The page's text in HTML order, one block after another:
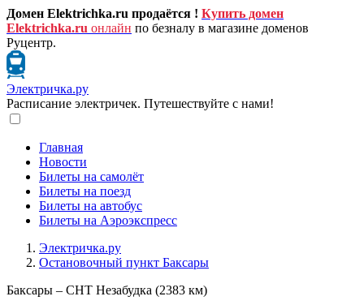
Домен Elektrichka.ru продаётся ! Купить домен
Elektrichka.ru онлайн по безналу в магазине доменов
Руцентр.
Электричка.ру
Расписание электричек. Путешествуйте с нами!
Главная
Новости
Билеты на самолёт
Билеты на поезд
Билеты на автобус
Билеты на Аэроэкспресс
Электричка.ру
Остановочный пункт Баксары
Баксары – СНТ Незабудка (2383 км)